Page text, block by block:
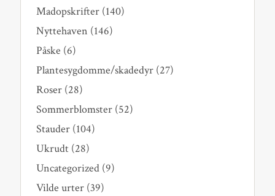
Madopskrifter(140)
Nyttehaven (146)
Påske (6)
Plantesygdomme/skadedyr(27)
Roser(28)
Sommerblomster(52)
Stauder(104)
Ukrudt(28)
Uncategorized(9)
Vilde urter(39)